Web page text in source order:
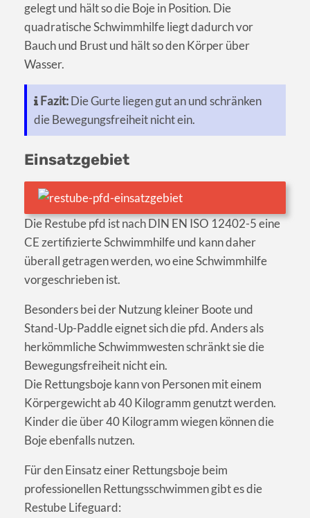
gelegt und hält so die Boje in Position. Die
quadratische Schwimmhilfe liegt dadurch vor
Bauch und Brust und hält so den Körper über
Wasser.
Fazit:Die Gurte liegen gut an und schränken
die Bewegungsfreiheit nicht ein.
Einsatzgebiet
Die Restube pfd ist nach DIN EN ISO 12402-5 eine
CE zertifizierte Schwimmhilfe und kann daher
überall getragen werden, wo eine Schwimmhilfe
vorgeschrieben ist.
Besonders bei der Nutzung kleiner Boote und
Stand-Up-Paddle eignet sich die pfd. Anders als
herkömmliche Schwimmwesten schränkt sie die
Bewegungsfreiheit nicht ein.
Die Rettungsboje kann von Personen mit einem
Körpergewicht ab 40 Kilogramm genutzt werden.
Kinder die über 40 Kilogramm wiegen können die
Boje ebenfalls nutzen.
Für den Einsatz einer Rettungsboje beim
professionellen Rettungsschwimmen gibt es die
Restube Lifeguard: